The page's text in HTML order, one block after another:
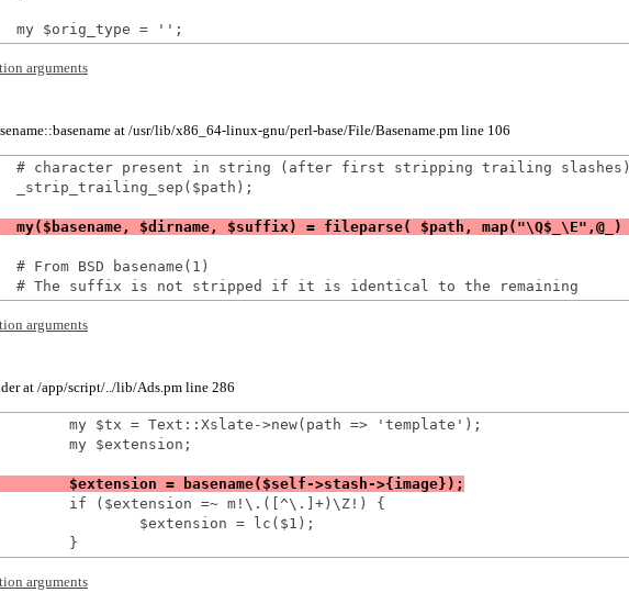
arguments
at /usr/lib/x86_64-linux-gnu/perl-base/File/Basename.pm line 106
# character present in string (after first stripping trailing slashes)
_strip_trailing_sep($path);
# From BSD basename(1)
arguments
at /app/script/../lib/Ads.pm line 286
my $tx = Text::Xslate->new(path => 'template');
my $extension;
if ($extension =~ m!\.([^\.]+)\Z!) {
$extension = lc($1);
arguments